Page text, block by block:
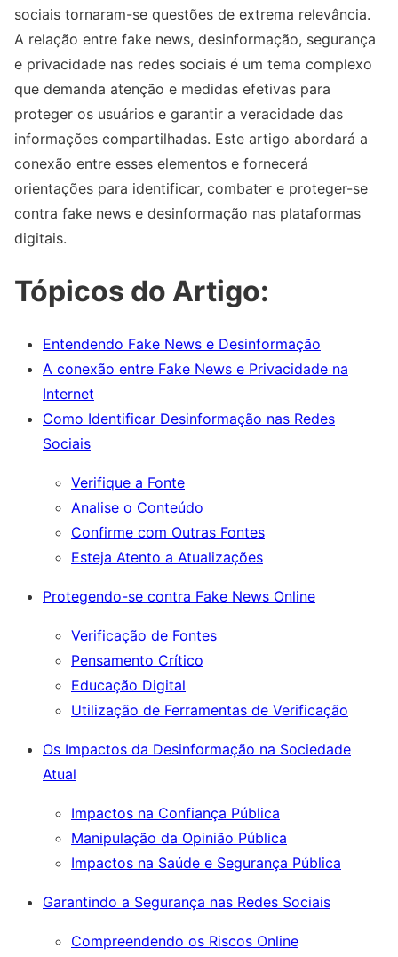
sociais tornaram-se questões de extrema relevância.
A relação entre fake news, desinformação, segurança
e privacidade nas redes sociais é um tema complexo
que demanda atenção e medidas efetivas para
proteger os usuários e garantir a veracidade das
informações compartilhadas. Este artigo abordará a
conexão entre esses elementos e fornecerá
orientações para identificar, combater e proteger-se
contra fake news e desinformação nas plataformas
digitais.
Tópicos do Artigo:
Entendendo Fake News e Desinformação
A conexão entre Fake News e Privacidade na
Internet
Como Identificar Desinformação nas Redes
Sociais
Verifique a Fonte
Analise o Conteúdo
Confirme com Outras Fontes
Esteja Atento a Atualizações
Protegendo-se contra Fake News Online
Verificação de Fontes
Pensamento Crítico
Educação Digital
Utilização de Ferramentas de Verificação
Os Impactos da Desinformação na Sociedade
Atual
Impactos na Confiança Pública
Manipulação da Opinião Pública
Impactos na Saúde e Segurança Pública
Garantindo a Segurança nas Redes Sociais
Compreendendo os Riscos Online